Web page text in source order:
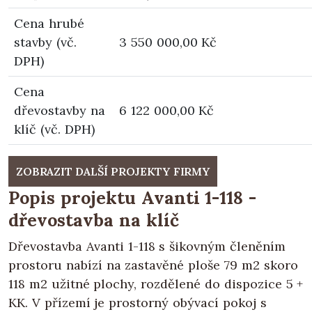
Cena hrubé
stavby (vč.
DPH)
3 550 000,00 Kč
Cena
dřevostavby na
klíč (vč. DPH)
6 122 000,00 Kč
ZOBRAZIT DALŠÍ PROJEKTY FIRMY
Popis projektu Avanti 1-118 -
dřevostavba na klíč
Dřevostavba Avanti 1-118 s šikovným členěním
prostoru nabízí na zastavěné ploše 79 m2 skoro
118 m2 užitné plochy, rozdělené do dispozice 5 +
KK. V přízemí je prostorný obývací pokoj s